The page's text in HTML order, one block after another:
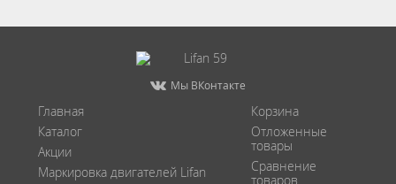
Мы ВКонтакте
Главная
Каталог
Акции
Маркировка двигателей Lifan
Корзина
Отложенные
товары
Сравнение
товаров